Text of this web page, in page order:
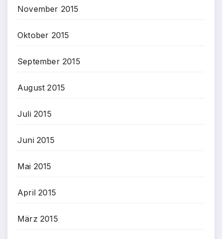
November 2015
Oktober 2015
September 2015
August 2015
Juli 2015
Juni 2015
Mai 2015
April 2015
März 2015